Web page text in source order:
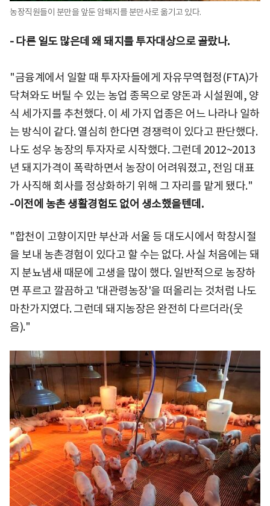
농장직원들이 분만을 앞둔 암퇘지를 분만사로 옮기고 있다.
- 다른 일도 많은데 왜 돼지를 투자대상으로 골랐나.
"금융계에서 일할 때 투자자들에게 자유무역협정(FTA)가
닥쳐와도 버틸 수 있는 농업 종목으로 양돈과 시설원예, 양
식 세가지를 추천했다. 이 세 가지 업종은 어느 나라나 일하
는 방식이 같다. 열심히 한다면 경쟁력이 있다고 판단했다.
나도 성우 농장의 투자자로 시작했다. 그런데 2012~2013
년 돼지가격이 폭락하면서 농장이 어려워졌고, 전임 대표
가 사직해 회사를 정상화하기 위해 그 자리를 맡게 됐다."
-이전에 농촌 생활경험도 없어 생소했을텐데.
"합천이 고향이지만 부산과 서울 등 대도시에서 학창시절
을 보내 농촌경험이 있다고 할 수는 없다. 사실 처음에는 돼
지 분뇨냄새 때문에 고생을 많이 했다. 일반적으로 농장하
면 푸르고 깔끔하고 '대관령농장'을 떠올리는 것처럼 나도
마찬가지였다. 그런데 돼지농장은 완전히 다르더라(웃
음)."